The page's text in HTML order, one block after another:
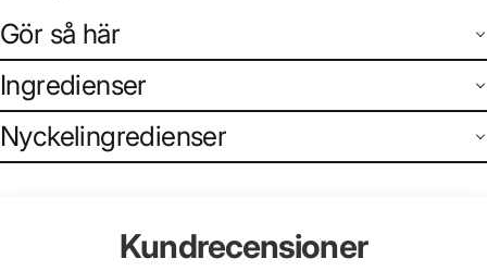
Gör så här
Ingredienser
Nyckelingredienser
Kundrecensioner